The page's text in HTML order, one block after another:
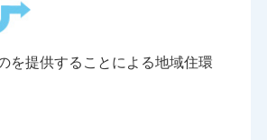
を提供することによる地域住環